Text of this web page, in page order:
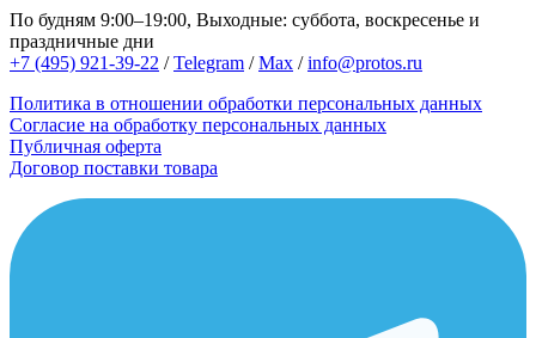
По будням 9:00–19:00, Выходные: суббота, воскресенье и
праздничные дни
+7 (495) 921-39-22 /Telegram /Max /info@protos.ru
Политика в отношении обработки персональных данных
Согласие на обработку персональных данных
Публичная оферта
Договор поставки товара